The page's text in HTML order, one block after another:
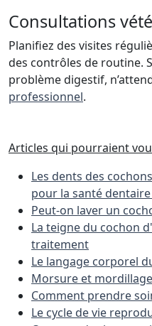
Consultations
Planifiez des visites
des contrôles de routine.
problème digestif,
professionnel.
Articles qui pourraient
Les dents des
pour la santé
Peut-on laver un
La teigne du cochon
traitement
Le langage corporel
Morsure et
Comment prendre
Le cycle de vie